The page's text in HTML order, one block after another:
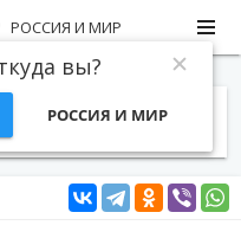
РОССИЯ И МИР
вы?
РОССИЯ И МИР
ФОТО